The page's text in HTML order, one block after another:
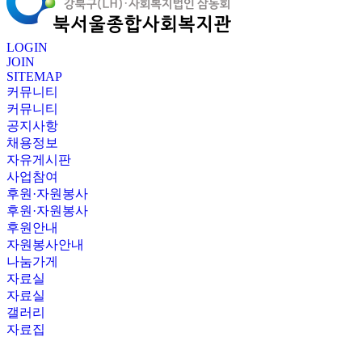
LOGIN
JOIN
SITEMAP
커뮤니티
커뮤니티
공지사항
채용정보
자유게시판
사업참여
후원·자원봉사
후원·자원봉사
후원안내
자원봉사안내
나눔가게
자료실
자료실
갤러리
자료집